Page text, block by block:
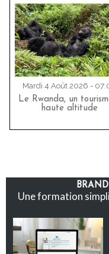
Mardi 4 Août 2026 -
Le Rwanda, un
haute altitude
Une formation